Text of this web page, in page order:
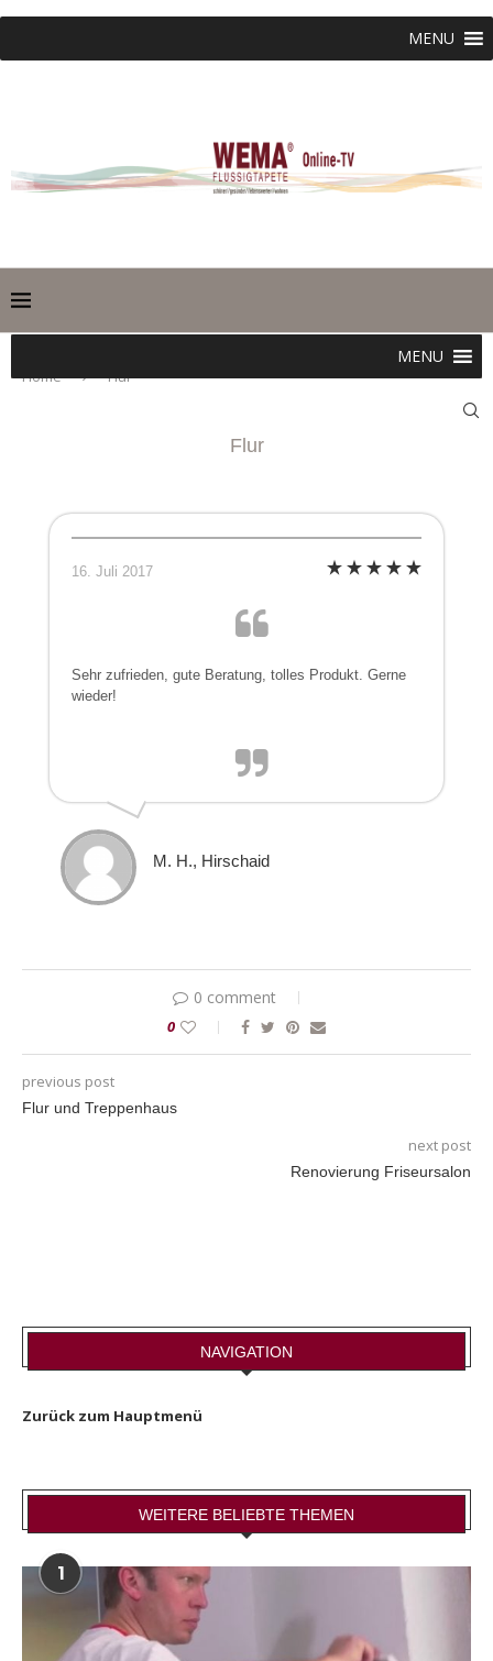
MENU
MENU
Home Flur
Flur
16. Juli 2017
Sehr zufrieden, gute Beratung, tolles Produkt. Gerne
wieder!
M. H., Hirschaid
0 comment
0
previous post
Flur und Treppenhaus
next post
Renovierung Friseursalon
NAVIGATION
Zurück zum Hauptmenü
WEITERE BELIEBTE THEMEN
1